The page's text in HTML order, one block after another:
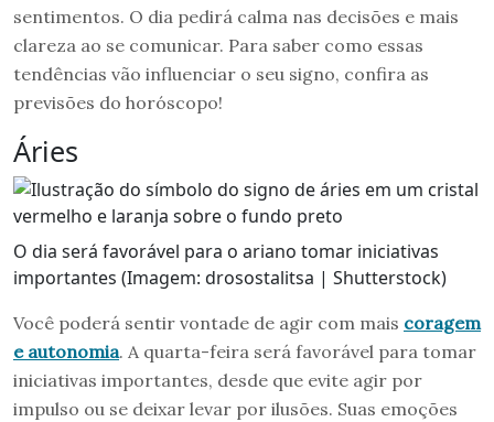
sentimentos. O dia pedirá calma nas decisões e mais
clareza ao se comunicar. Para saber como essas
tendências vão influenciar o seu signo, confira as
previsões do horóscopo!
Áries
O dia será favorável para o ariano tomar iniciativas
importantes (Imagem: drosostalitsa | Shutterstock)
Você poderá sentir vontade de agir com mais coragem
e autonomia. A quarta-feira será favorável para tomar
iniciativas importantes, desde que evite agir por
impulso ou se deixar levar por ilusões. Suas emoções